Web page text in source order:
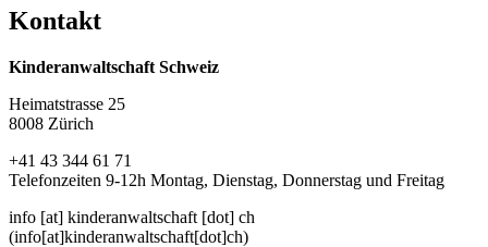
Kontakt
Kinderanwaltschaft Schweiz
Heimatstrasse 25
8008 Zürich
+41 43 344 61 71
Telefonzeiten 9-12h Montag, Dienstag, Donnerstag und Freitag
info [at] kinderanwaltschaft [dot] ch
(info[at]kinderanwaltschaft[dot]ch)